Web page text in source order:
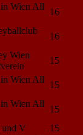
Wien All
16
16
Wien
15
Wien All
15
Wien All
15
V
15